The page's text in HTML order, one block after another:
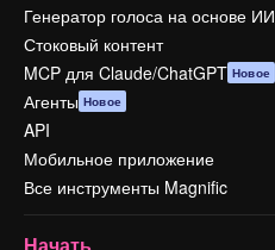
Генератор голоса на основе ИИ
Стоковый контент
MCP для Claude/ChatGPT Новое
Агенты Новое
API
Мобильное приложение
Все инструменты Magnific
Начать